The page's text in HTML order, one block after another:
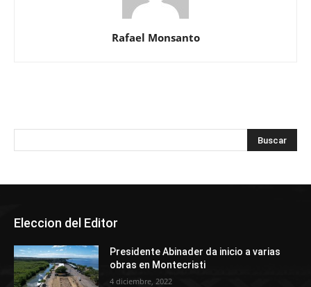
Rafael Monsanto
Eleccion del Editor
Presidente Abinader da inicio a varias
obras en Montecristi
4 diciembre, 2022